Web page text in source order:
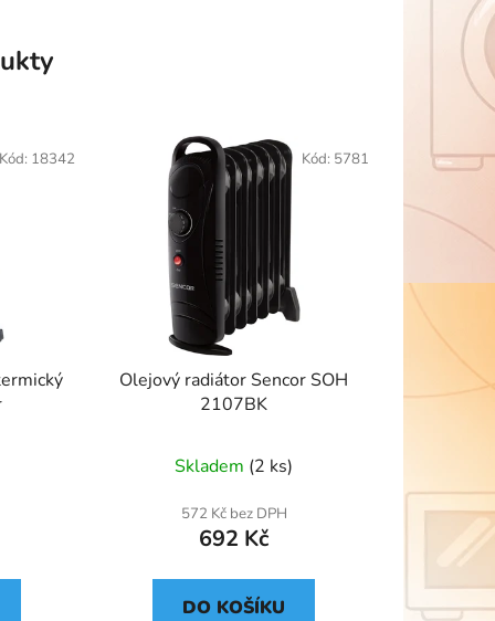
18342
Olejový radiátor Sencor SOH
2107BK
Skladem (2 ks)
572 Kč bez DPH
692 Kč
DO KOŠÍKU
Kód: 5781